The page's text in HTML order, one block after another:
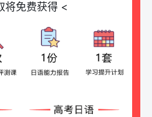
将免费获得 <